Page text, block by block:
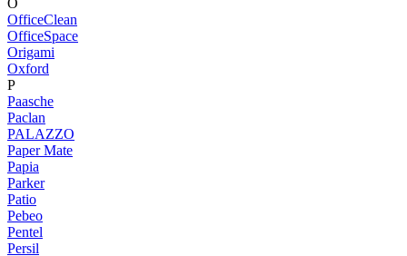
O
OfficeClean
OfficeSpace
Origami
Oxford
P
Paasche
Paclan
PALAZZO
Paper Mate
Papia
Parker
Patio
Pebeo
Pentel
Persil